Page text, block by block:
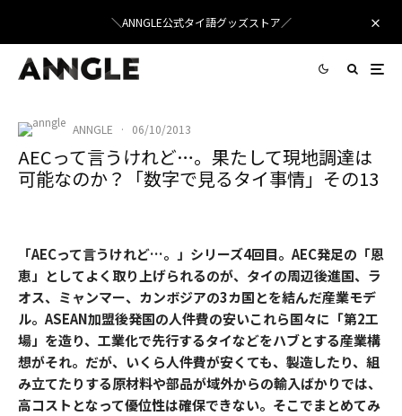
＼ANNGLE公式タイ語グッズストア／
ANNGLE · 06/10/2013
AECって言うけれど…。果たして現地調達は
可能なのか？「数字で見るタイ事情」その13
「AECって言うけれど…。」シリーズ4回目。AEC発足の「恩
恵」としてよく取り上げられるのが、タイの周辺後進国、ラ
オス、ミャンマー、カンボジアの3カ国とを結んだ産業モデ
ル。ASEAN加盟後発国の人件費の安いこれら国々に「第2工
場」を造り、工業化で先行するタイなどをハブとする産業構
想がそれ。だが、いくら人件費が安くても、製造したり、組
み立てたりする原材料や部品が域外からの輸入ばかりでは、
高コストとなって優位性は確保できない。そこでまとめてみ